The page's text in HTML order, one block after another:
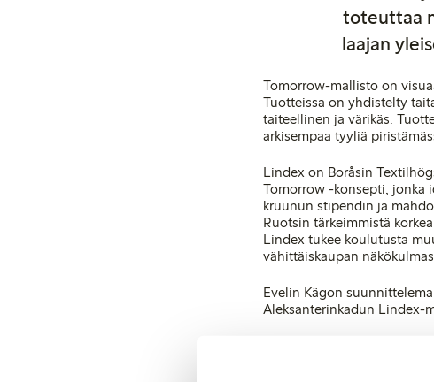
toteuttaa
laajan
Tomorrow-mallisto on
Tuotteissa on yhdistelty
taiteellinen ja värikäs.
arkisempaa tyyliä
Lindex on Boråsin
Tomorrow -konsepti, jonka
kruunun stipendin ja
Ruotsin tärkeimmistä
Lindex tukee koulutusta
vähittäiskaupan
Evelin Kägon
Aleksanterinkadun Lindex-